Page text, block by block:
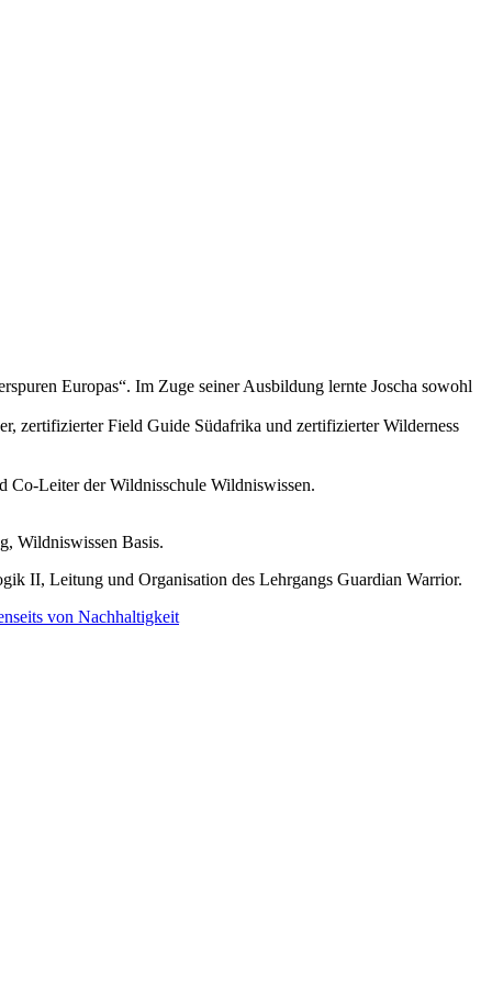
Europas“. Im Zuge seiner Ausbildung lernte Joscha sowohl
zertifizierter Field Guide Südafrika und zertifizierter Wilderness
Co-Leiter der Wildnisschule Wildniswissen.
Wildniswissen Basis.
II, Leitung und Organisation des Lehrgangs Guardian Warrior.
von Nachhaltigkeit